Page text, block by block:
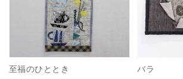
至福のひととき バラ